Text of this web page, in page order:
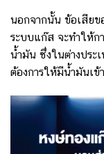
นอกจากนั้น ข้อเสียข
ระบบแก๊ส จะทำให้ก
น้ำมัน ซึ่งในต่างประ
ต้องการให้มีน้ำมันเข้